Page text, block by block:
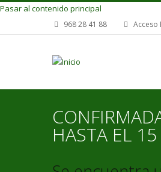
Pasar al contenido principal
968 28 41 88 Acceso
HASTA EL